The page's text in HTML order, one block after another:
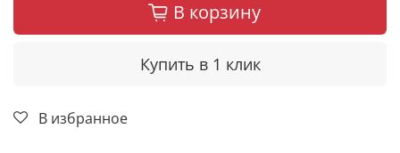
В корзину
Купить в 1 клик
В избранное